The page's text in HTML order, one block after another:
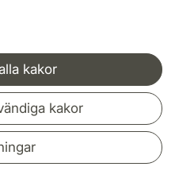
kakor
kakor
nätverk